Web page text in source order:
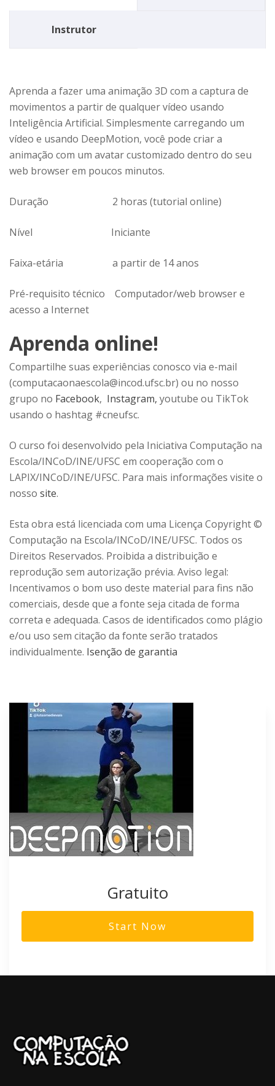
Instrutor
Aprenda a fazer uma animação 3D com a captura de
movimentos a partir de qualquer vídeo usando
Inteligência Artificial. Simplesmente carregando um
vídeo e usando DeepMotion, você pode criar a
animação com um avatar customizado dentro do seu
web browser em poucos minutos.
Duração 2 horas (tutorial online)
Nível Iniciante
Faixa-etária a partir de 14 anos
Pré-requisito técnico Computador/web browser e
acesso a Internet
Aprenda online!
Compartilhe suas experiências conosco via e-mail
(computacaonaescola@incod.ufsc.br) ou no nosso
grupo no Facebook, Instagram, youtube ou TikTok
usando o hashtag #cneufsc.
O curso foi desenvolvido pela Iniciativa Computação na
Escola/INCoD/INE/UFSC em cooperação com o
LAPIX/INCoD/INE/UFSC. Para mais informações visite o
nosso site.
Esta obra está licenciada com uma Licença Copyright ©
Computação na Escola/INCoD/INE/UFSC. Todos os
Direitos Reservados. Proibida a distribuição e
reprodução sem autorização prévia. Aviso legal:
Incentivamos o bom uso deste material para fins não
comerciais, desde que a fonte seja citada de forma
correta e adequada. Casos de identificados como plágio
e/ou uso sem citação da fonte serão tratados
individualmente. Isenção de garantia
Gratuito
Start Now